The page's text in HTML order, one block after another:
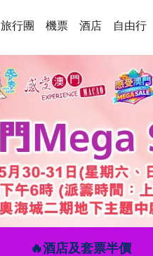
旅行團 機票 酒店 自由行
🔥酒店及套票半價